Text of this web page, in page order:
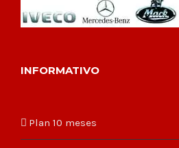
INFORMATIVO
Plan 10 meses